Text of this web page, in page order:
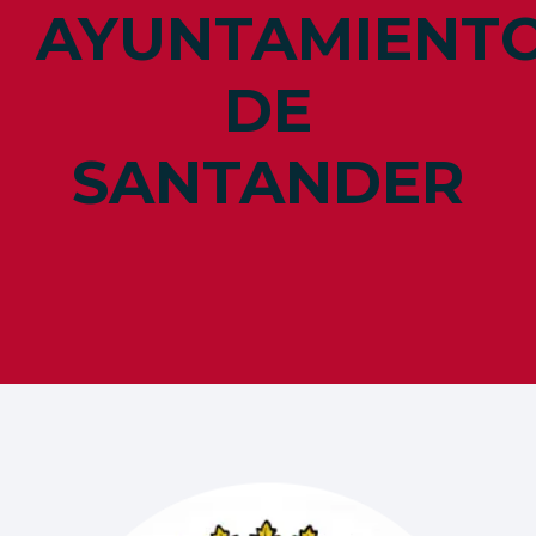
DE
SANTANDER